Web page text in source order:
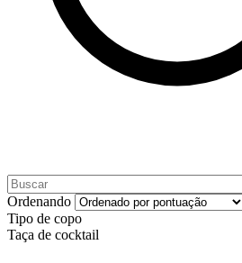
Ordenando
Tipo de copo
Taça de cocktail